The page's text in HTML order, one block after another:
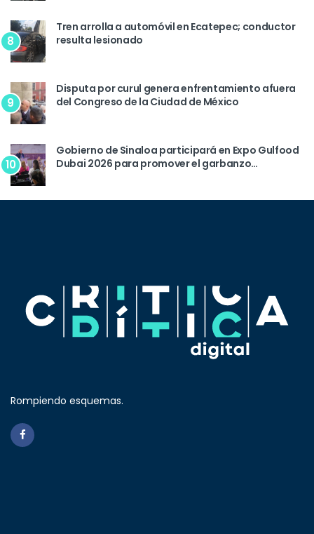
8
Tren arrolla a automóvil en Ecatepec; conductor
resulta lesionado
9
Disputa por curul genera enfrentamiento afuera
del Congreso de la Ciudad de México
10
Gobierno de Sinaloa participará en Expo Gulfood
Dubai 2026 para promover el garbanzo
Rompiendo esquemas.